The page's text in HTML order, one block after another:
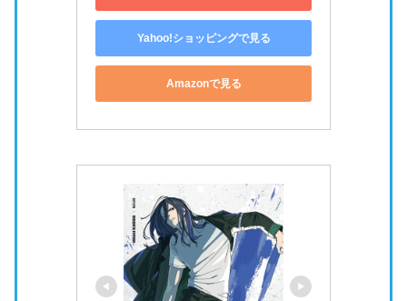
Yahoo!ショッピングで見る
Amazonで見る